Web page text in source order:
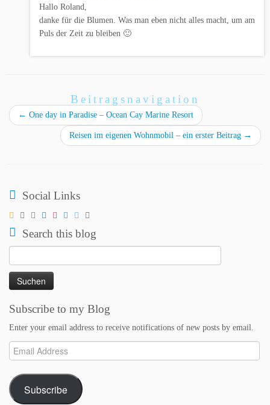
Hallo Roland,
danke für die Blumen. Was man eben nicht alles macht, um am
Puls der Zeit zu bleiben 🙂
Beitragsnavigation
← One day in Paradise – Ocean Cay Marine Resort
Reisen im eigenen Wohnmobil – ein erster Beitrag →
Social Links
Search this blog
nach:
Subscribe to my Blog
Enter your email address to receive notifications of new posts by email.
Email
Address
Subscribe